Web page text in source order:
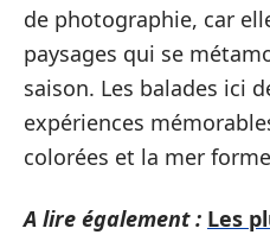
de photographie, car
paysages qui se
saison. Les balades ici
expériences
colorées et la mer
A lire également : Les